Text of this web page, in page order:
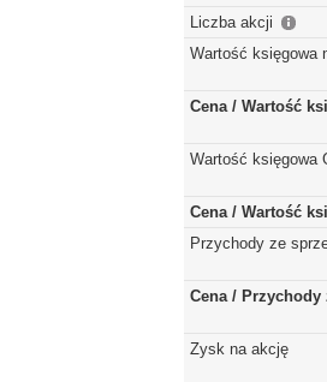
Liczba akcji
Wartość księgowa
Cena / Wartość
Wartość księgowa
Cena / Wartość
Przychody ze
Cena / Przychody
Zysk na akcję